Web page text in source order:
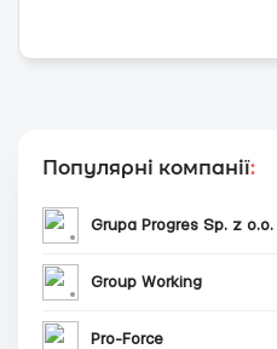
Популярні компанії:
Grupa Progres Sp. z o.o.
Group Working
Pro-Force